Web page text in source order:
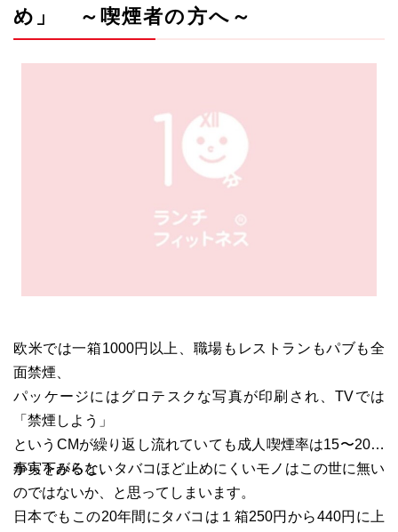
め」 ～喫煙者の方へ～
欧米では一箱1000円以上、職場もレストランもパブも全
面禁煙、
パッケージにはグロテスクな写真が印刷され、TVでは
「禁煙しよう」
というCMが繰り返し流れていても成人喫煙率は15〜20％
から下がらない
事実をみると、タバコほど止めにくいモノはこの世に無い
のではないか、と思ってしまいます。
日本でもこの20年間にタバコは１箱250円から440円に上